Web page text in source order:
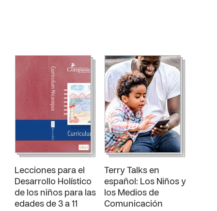
Lecciones para el
Desarrollo Holístico
de los niños para las
edades de 3 a 11
Terry Talks en
español: Los Niños y
los Medios de
Comunicación